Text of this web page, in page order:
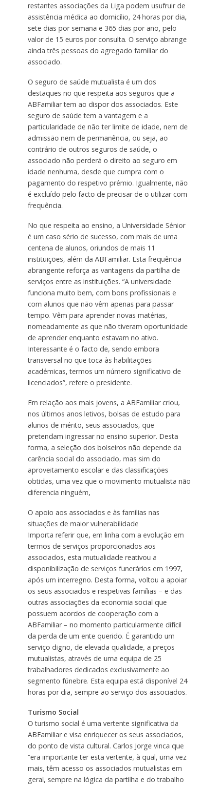
restantes associações da Liga podem usufruir de
assistência médica ao domicílio, 24 horas por dia,
sete dias por semana e 365 dias por ano, pelo
valor de 15 euros por consulta. O serviço abrange
ainda três pessoas do agregado familiar do
associado.
O seguro de saúde mutualista é um dos
destaques no que respeita aos seguros que a
ABFamiliar tem ao dispor dos associados. Este
seguro de saúde tem a vantagem e a
particularidade de não ter limite de idade, nem de
admissão nem de permanência, ou seja, ao
contrário de outros seguros de saúde, o
associado não perderá o direito ao seguro em
idade nenhuma, desde que cumpra com o
pagamento do respetivo prémio. Igualmente, não
é excluído pelo facto de precisar de o utilizar com
frequência.
No que respeita ao ensino, a Universidade Sénior
é um caso sério de sucesso, com mais de uma
centena de alunos, oriundos de mais 11
instituições, além da ABFamiliar. Esta frequência
abrangente reforça as vantagens da partilha de
serviços entre as instituições. “A universidade
funciona muito bem, com bons profissionais e
com alunos que não vêm apenas para passar
tempo. Vêm para aprender novas matérias,
nomeadamente as que não tiveram oportunidade
de aprender enquanto estavam no ativo.
Interessante é o facto de, sendo embora
transversal no que toca às habilitações
académicas, termos um número significativo de
licenciados”, refere o presidente.
Em relação aos mais jovens, a ABFamiliar criou,
nos últimos anos letivos, bolsas de estudo para
alunos de mérito, seus associados, que
pretendam ingressar no ensino superior. Desta
forma, a seleção dos bolseiros não depende da
carência social do associado, mas sim do
aproveitamento escolar e das classificações
obtidas, uma vez que o movimento mutualista não
diferencia ninguém,
O apoio aos associados e às famílias nas
situações de maior vulnerabilidade
Importa referir que, em linha com a evolução em
termos de serviços proporcionados aos
associados, esta mutualidade reativou a
disponibilização de serviços funerários em 1997,
após um interregno. Desta forma, voltou a apoiar
os seus associados e respetivas famílias – e das
outras associações da economia social que
possuem acordos de cooperação com a
ABFamiliar – no momento particularmente difícil
da perda de um ente querido. É garantido um
serviço digno, de elevada qualidade, a preços
mutualistas, através de uma equipa de 25
trabalhadores dedicados exclusivamente ao
segmento fúnebre. Esta equipa está disponível 24
horas por dia, sempre ao serviço dos associados.
Turismo Social
O turismo social é uma vertente significativa da
ABFamiliar e visa enriquecer os seus associados,
do ponto de vista cultural. Carlos Jorge vinca que
“era importante ter esta vertente, à qual, uma vez
mais, têm acesso os associados mutualistas em
geral, sempre na lógica da partilha e do trabalho